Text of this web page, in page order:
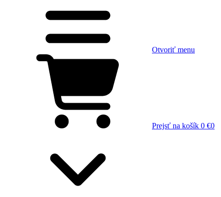
Otvoriť menu
Prejsť na košík 0 €0